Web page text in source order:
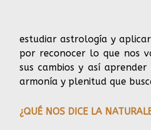
estudiar astrología y
por reconocer lo que nos
sus cambios y así
armonía y plenitud que
¿QUÉ NOS DICE LA